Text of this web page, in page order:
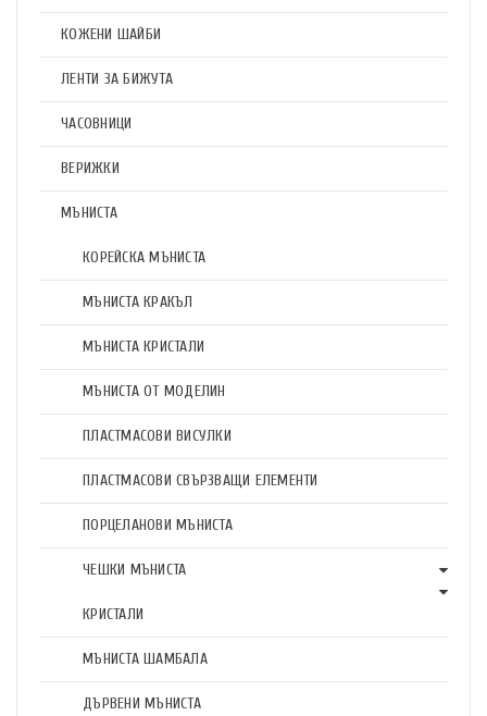
КОЖЕНИ ШАЙБИ
ЛЕНТИ ЗА БИЖУТА
ЧАСОВНИЦИ
ВЕРИЖКИ
МЪНИСТА
КОРЕЙСКА МЪНИСТА
МЪНИСТА КРАКЪЛ
МЪНИСТА КРИСТАЛИ
МЪНИСТА ОТ МОДЕЛИН
ПЛАСТМАСОВИ ВИСУЛКИ
ПЛАСТМАСОВИ СВЪРЗВАЩИ ЕЛЕМЕНТИ
ПОРЦЕЛАНОВИ МЪНИСТА
ЧЕШКИ МЪНИСТА
КРИСТАЛИ
МЪНИСТА ШАМБАЛА
ДЪРВЕНИ МЪНИСТА